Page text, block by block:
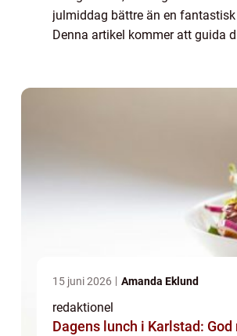
julmiddag bättre än en
Denna artikel kommer att guida
15 juni 2026 Amanda Eklund
redaktionel
Dagens lunch i Karlstad: God